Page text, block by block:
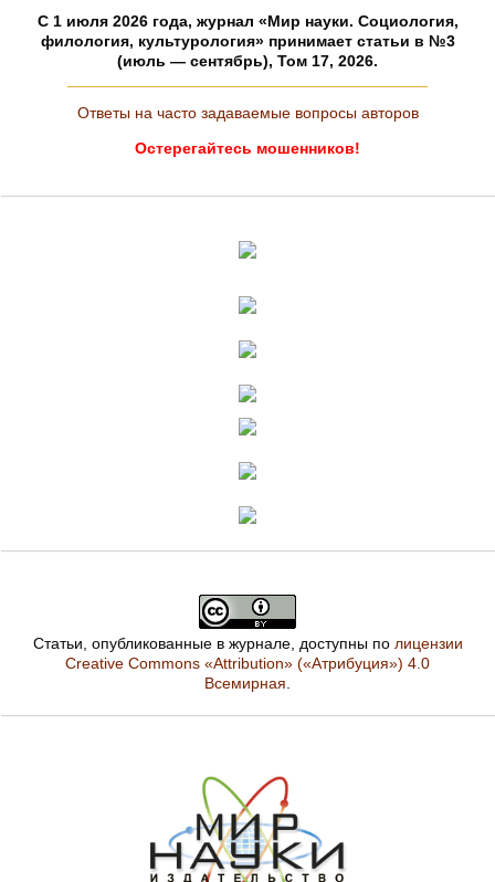
C 1 июля 2026 года, журнал «Мир науки. Социология,
филология, культурология» принимает статьи в №3
(июль — сентябрь), Том 17, 2026.
Ответы на часто задаваемые вопросы авторов
Остерегайтесь мошенников!
Статьи, опубликованные в журнале, доступны по лицензии
Creative Commons «Attribution» («Атрибуция») 4.0
Всемирная